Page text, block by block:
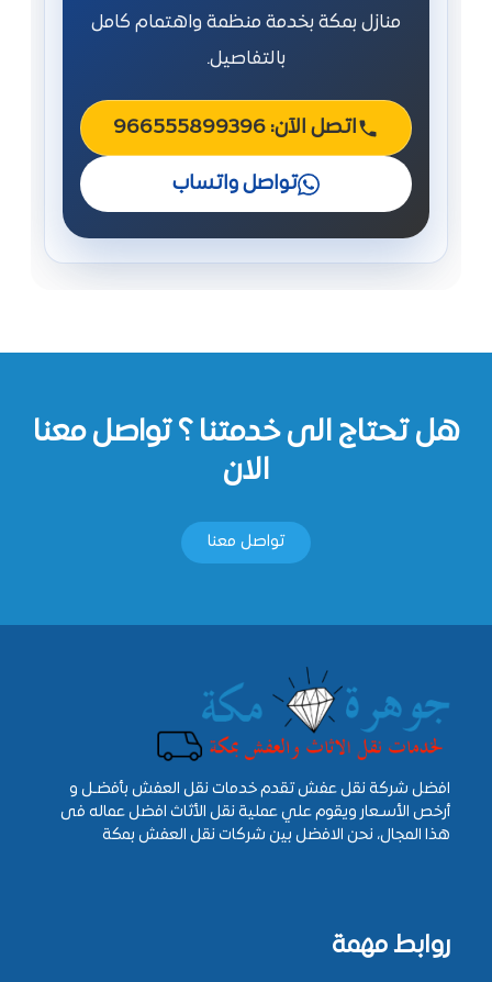
منازل بمكة بخدمة منظمة واهتمام كامل
بالتفاصيل.
اتصل الآن: 966555899396
تواصل واتساب
هل تحتاج الى خدمتنا ؟ تواصل معنا
الان
تواصل معنا
افضل شركة نقل عفش تقدم خدمات نقل العفش بأفضـل و
أرخص الأسـعار ويقوم علي عملية نقل الأثاث افضل عماله فى
هذا المجال، نحن الافضل بين شركات نقل العفش بمكة
روابط مهمة